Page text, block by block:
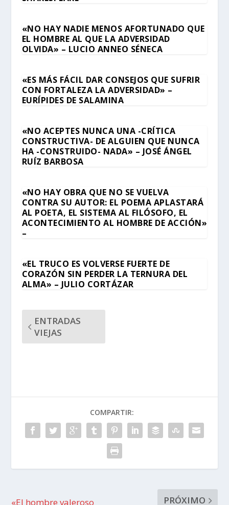
«NO HAY NADIE MENOS AFORTUNADO QUE
EL HOMBRE AL QUE LA ADVERSIDAD
OLVIDA» – LUCIO ANNEO SÉNECA
«ES MÁS FÁCIL DAR CONSEJOS QUE SUFRIR
CON FORTALEZA LA ADVERSIDAD» –
EURÍPIDES DE SALAMINA
«NO ACEPTES NUNCA UNA -CRÍTICA
CONSTRUCTIVA- DE ALGUIEN QUE NUNCA
HA -CONSTRUIDO- NADA» – JOSÉ ÁNGEL
RUÍZ BARBOSA
«NO HAY OBRA QUE NO SE VUELVA
CONTRA SU AUTOR: EL POEMA APLASTARÁ
AL POETA, EL SISTEMA AL FILÓSOFO, EL
ACONTECIMIENTO AL HOMBRE DE ACCIÓN»
–
«EL TRUCO ES VOLVERSE FUERTE DE
CORAZÓN SIN PERDER LA TERNURA DEL
ALMA» – JULIO CORTÁZAR
ENTRADAS
VIEJAS
COMPARTIR:
«El hombre valeroso
PRÓXIMO